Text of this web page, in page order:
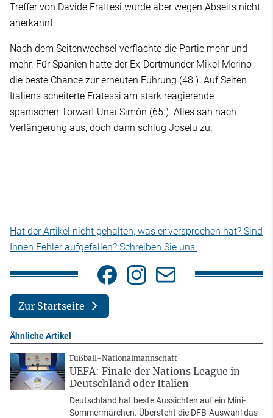
Treffer von Davide Frattesi wurde aber wegen Abseits nicht
anerkannt.
Nach dem Seitenwechsel verflachte die Partie mehr und
mehr. Für Spanien hatte der Ex-Dortmunder Mikel Merino
die beste Chance zur erneuten Führung (48.). Auf Seiten
Italiens scheiterte Fratessi am stark reagierende
spanischen Torwart Unai Simón (65.). Alles sah nach
Verlängerung aus, doch dann schlug Joselu zu.
Hat der Artikel nicht gehalten, was er versprochen hat? Sind
Ihnen Fehler aufgefallen? Schreiben Sie uns.
Zur Startseite
Ähnliche Artikel
Fußball-Nationalmannschaft
UEFA: Finale der Nations League in
Deutschland oder Italien
Deutschland hat beste Aussichten auf ein Mini-
Sommermärchen. Übersteht die DFB-Auswahl das